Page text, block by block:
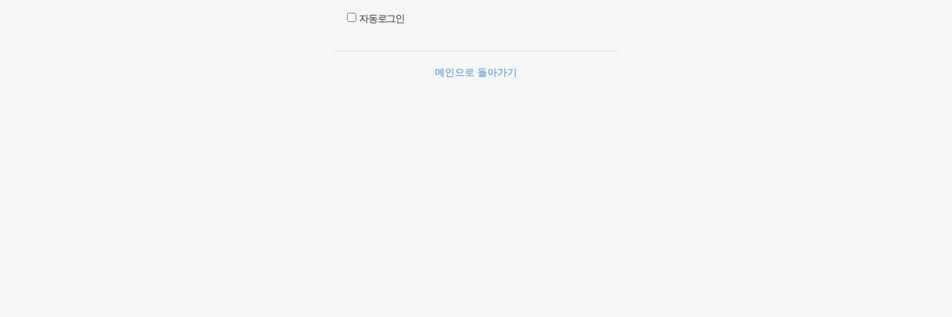
자동로그인
메인으로 돌아가기